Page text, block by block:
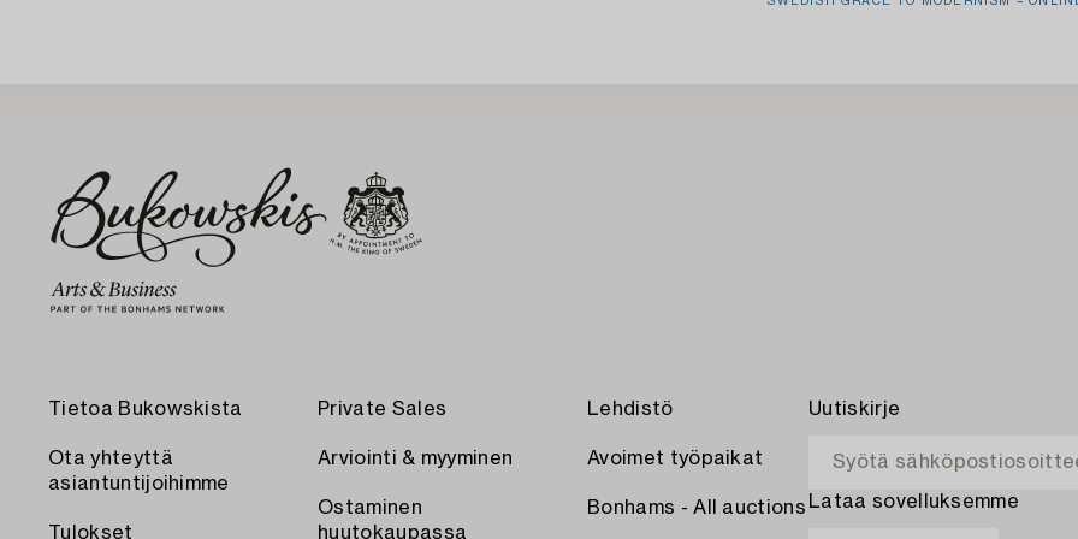
Tietoa Bukowskista
Ota yhteyttä
asiantuntijoihimme
Tulokset
Private Sales
Arviointi & myyminen
Ostaminen
huutokaupassa
Lehdistö
Avoimet työpaikat
Bonhams - All auctions
Uutiskirje
Lataa sovelluksemme